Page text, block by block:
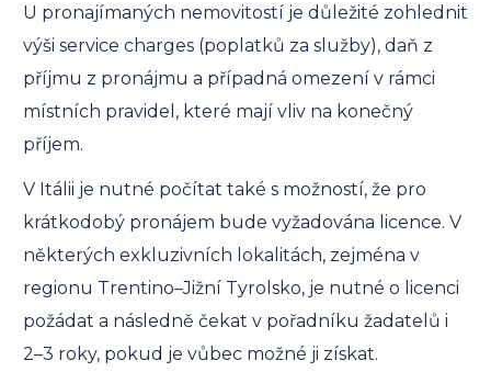
U pronajímaných nemovitostí je důležité zohlednit
výši service charges (poplatků za služby), daň z
příjmu z pronájmu a případná omezení v rámci
místních pravidel, které mají vliv na konečný
příjem.
V Itálii je nutné počítat také s možností, že pro
krátkodobý pronájem bude vyžadována licence. V
některých exkluzivních lokalitách, zejména v
regionu Trentino–Jižní Tyrolsko, je nutné o licenci
požádat a následně čekat v pořadníku žadatelů i
2–3 roky, pokud je vůbec možné ji získat.